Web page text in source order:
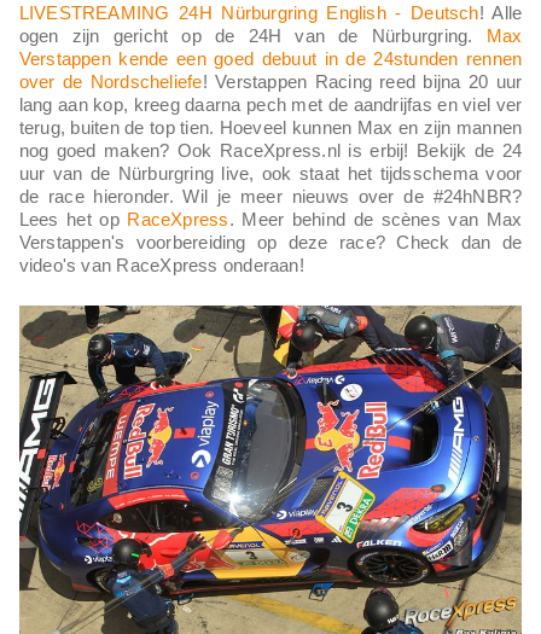
LIVESTREAMING 24H Nürburgring English - Deutsch! Alle
ogen zijn gericht op de 24H van de Nürburgring. Max
Verstappen kende een goed debuut in de 24stunden rennen
over de Nordscheliefe! Verstappen Racing reed bijna 20 uur
lang aan kop, kreeg daarna pech met de aandrijfas en viel ver
terug, buiten de top tien. Hoeveel kunnen Max en zijn mannen
nog goed maken? Ook RaceXpress.nl is erbij! Bekijk de 24
uur van de Nürburgring live, ook staat het tijdsschema voor
de race hieronder. Wil je meer nieuws over de #24hNBR?
Lees het op RaceXpress. Meer behind de scènes van Max
Verstappen's voorbereiding op deze race? Check dan de
video's van RaceXpress onderaan!